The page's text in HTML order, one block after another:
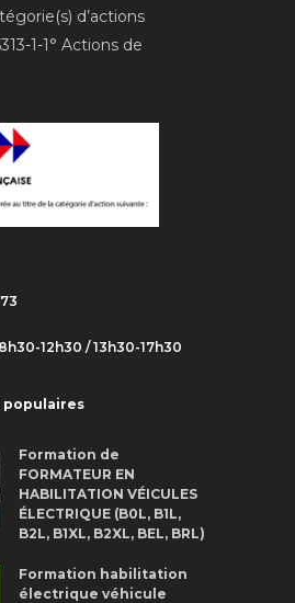
d’actions
1-1° Actions de
12h30 / 13h30-17h30
populaires
Formation de
FORMATEUR EN
HABILITATION VÉICULES
ÉLECTRIQUE (B0L, B1L,
B2L, B1XL, B2XL, BEL, BRL)
Formation habilitation
électrique véhicule